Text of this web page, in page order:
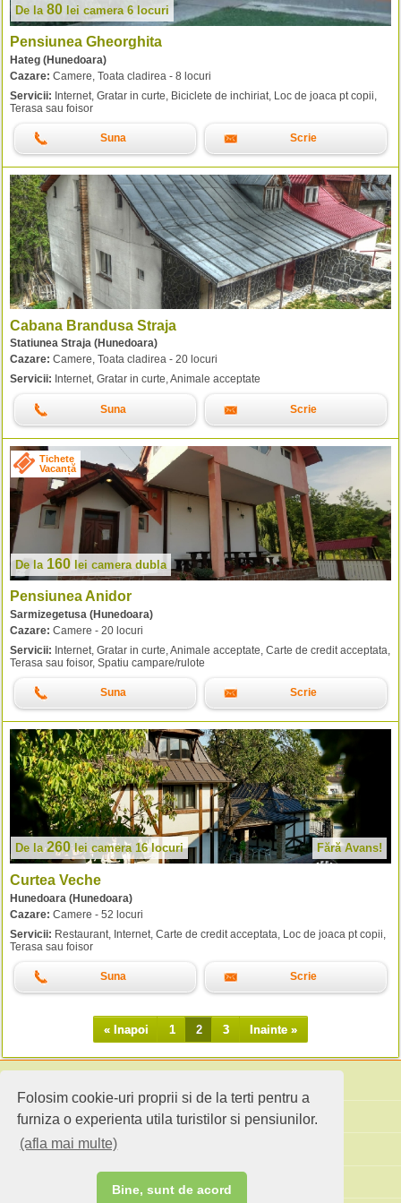
Folosim cookie-uri proprii si de la terti pentru a
furniza o experienta utila turistilor si pensiunilor.
(afla mai multe)
Bine, sunt de acord
De la 80 lei camera 6 locuri
Pensiunea Gheorghita
Hateg (Hunedoara)
Cazare: Camere, Toata cladirea - 8 locuri
Servicii: Internet, Gratar in curte, Biciclete de inchiriat, Loc de joaca pt copii,
Terasa sau foisor
Suna Scrie
Cabana Brandusa Straja
Statiunea Straja (Hunedoara)
Cazare: Camere, Toata cladirea - 20 locuri
Servicii: Internet, Gratar in curte, Animale acceptate
Suna Scrie
Tichete
Vacanță
De la 160 lei camera dubla
Pensiunea Anidor
Sarmizegetusa (Hunedoara)
Cazare: Camere - 20 locuri
Servicii: Internet, Gratar in curte, Animale acceptate, Carte de credit acceptata,
Terasa sau foisor, Spatiu campare/rulote
Suna Scrie
De la260leicamera 16 locuri Fără Avans!
Curtea Veche
Hunedoara (Hunedoara)
Cazare: Camere - 52 locuri
Servicii: Restaurant, Internet, Carte de credit acceptata, Loc de joaca pt copii,
Terasa sau foisor
Suna Scrie
« Inapoi 1 2 3 Inainte »
Cauta pensiuni